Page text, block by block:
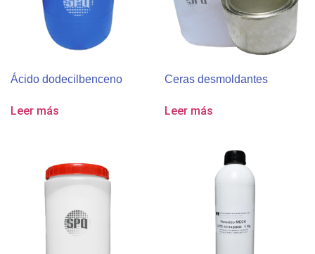
Ácido dodecilbenceno
Leer más
Ceras desmoldantes
Leer más